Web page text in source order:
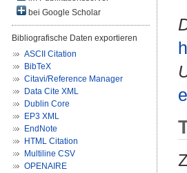
bei Google Scholar
Bibliografische Daten exportieren
ASCII Citation
BibTeX
Citavi/Reference Manager
Data Cite XML
Dublin Core
EP3 XML
EndNote
HTML Citation
Multiline CSV
OPENAIRE